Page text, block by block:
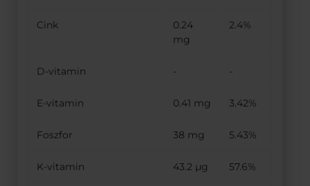
Cink
0.24
mg
2.4%
D-vitamin - -
E-vitamin 0.41 mg 3.42%
Foszfor 38 mg 5.43%
K-vitamin 43.2 µg 57.6%